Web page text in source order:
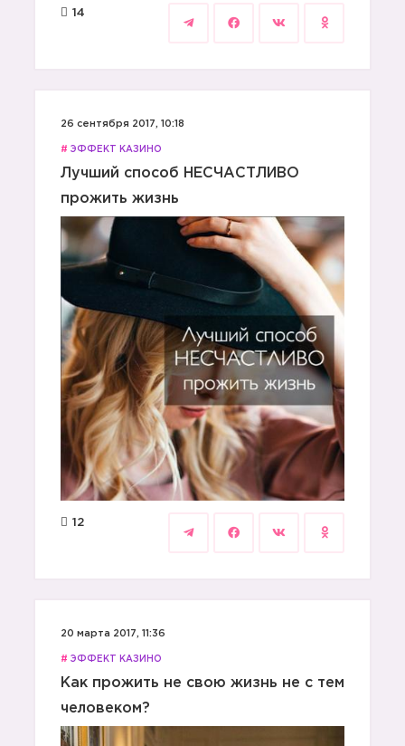
14
26 сентября 2017, 10:18
# ЭФФЕКТ КАЗИНО
Лучший способ НЕСЧАСТЛИВО
прожить жизнь
12
20 марта 2017, 11:36
# ЭФФЕКТ КАЗИНО
Как прожить не свою жизнь не с тем
человеком?